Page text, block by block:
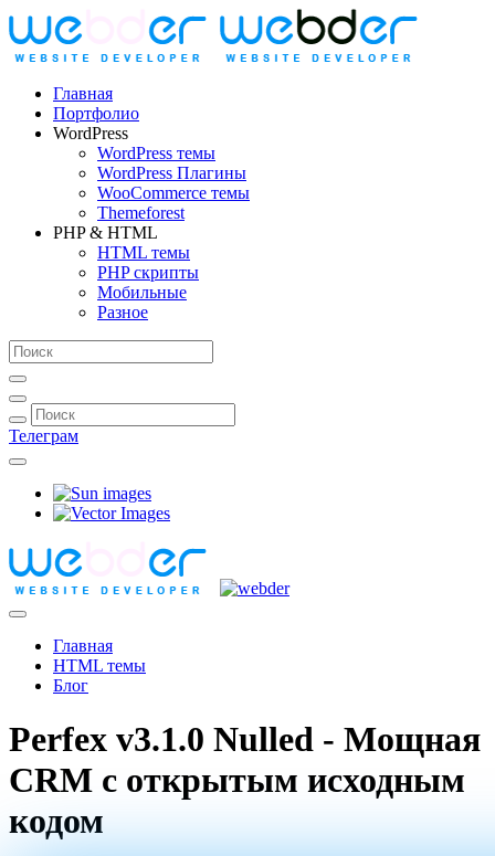
Главная
Портфолио
WordPress
WordPress темы
WordPress Плагины
WooCommerce темы
Themeforest
PHP & HTML
HTML темы
PHP скрипты
Мобильные
Разное
Телеграм
Главная
HTML темы
Блог
Perfex v3.1.0 Nulled - Мощная
CRM с открытым исходным
кодом